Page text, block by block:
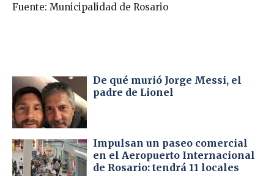
Fuente: Municipalidad de Rosario
De qué murió Jorge Messi, el
padre de Lionel
Impulsan un paseo comercial
en el Aeropuerto Internacional
de Rosario: tendrá 11 locales